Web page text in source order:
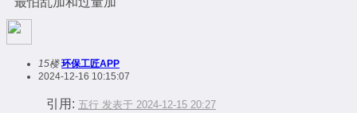
15楼 环保工匠APP
2024-12-16 10:15:07
引用: 五行 发表于 2024-12-15 20:27